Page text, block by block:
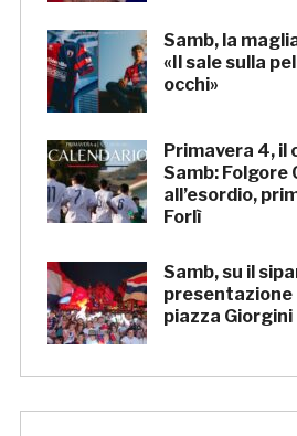
Samb, la
«Il sale sulla
occhi»
Primavera 4, il
Samb: Folgore
all’esordio,
Forlì
Samb, su il
presentazione
piazza Giorgini